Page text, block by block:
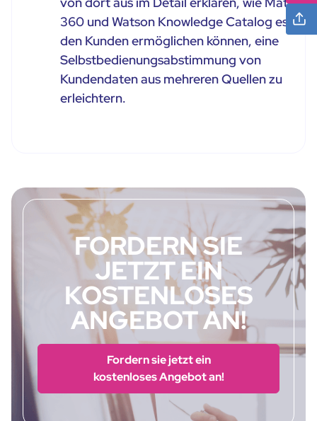
360 und Watson Knowledge Catalog es
den Kunden ermöglichen können, eine
Selbstbedienungsabstimmung von
Kundendaten aus mehreren Quellen zu
erleichtern.
FORDERN SIE
JETZT EIN
KOSTENLOSES
ANGEBOT AN!
Fordern sie jetzt ein
kostenloses Angebot an!